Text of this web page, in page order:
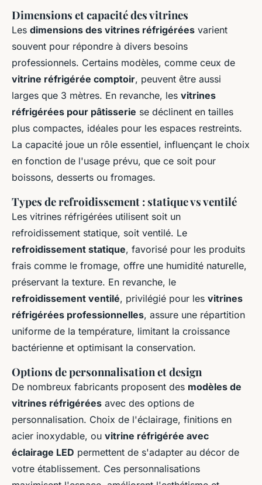
Dimensions et capacité des vitrines
Les dimensions des vitrines réfrigérées varient
souvent pour répondre à divers besoins
professionnels. Certains modèles, comme ceux de
vitrine réfrigérée comptoir, peuvent être aussi
larges que 3 mètres. En revanche, les vitrines
réfrigérées pour pâtisserie se déclinent en tailles
plus compactes, idéales pour les espaces restreints.
La capacité joue un rôle essentiel, influençant le choix
en fonction de l'usage prévu, que ce soit pour
boissons, desserts ou fromages.
Types de refroidissement : statique vs ventilé
Les vitrines réfrigérées utilisent soit un
refroidissement statique, soit ventilé. Le
refroidissement statique, favorisé pour les produits
frais comme le fromage, offre une humidité naturelle,
préservant la texture. En revanche, le
refroidissement ventilé, privilégié pour les vitrines
réfrigérées professionnelles, assure une répartition
uniforme de la température, limitant la croissance
bactérienne et optimisant la conservation.
Options de personnalisation et design
De nombreux fabricants proposent des modèles de
vitrines réfrigérées avec des options de
personnalisation. Choix de l'éclairage, finitions en
acier inoxydable, ou vitrine réfrigérée avec
éclairage LED permettent de s'adapter au décor de
votre établissement. Ces personnalisations